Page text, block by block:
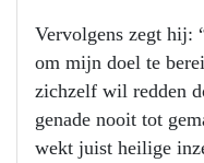
Vervolgens zegt hij:
om mijn doel te
zichzelf wil redden
genade nooit tot
wekt juist heilige